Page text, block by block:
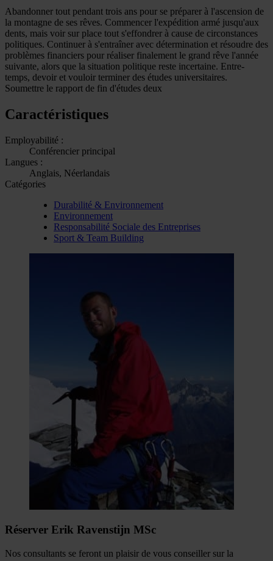
Abandonner tout pendant trois ans pour se préparer à l'ascension de
la montagne de ses rêves. Commencer l'expédition armé jusqu'aux
dents, mais voir sur place tout s'effondrer à cause de circonstances
politiques. Continuer à s'entraîner avec détermination et résoudre des
problèmes financiers pour réaliser finalement le grand rêve l'année
suivante, alors que la situation politique reste incertaine. Entre-
temps, devoir et vouloir terminer des études universitaires.
Soumettre le rapport de fin d'études deux
Caractéristiques
Employabilité :
Conférencier principal
Langues :
Anglais, Néerlandais
Catégories
Durabilité & Environnement
Environnement
Responsabilité Sociale des Entreprises
Sport & Team Building
Réserver Erik Ravenstijn MSc
Nos consultants se feront un plaisir de vous conseiller sur la